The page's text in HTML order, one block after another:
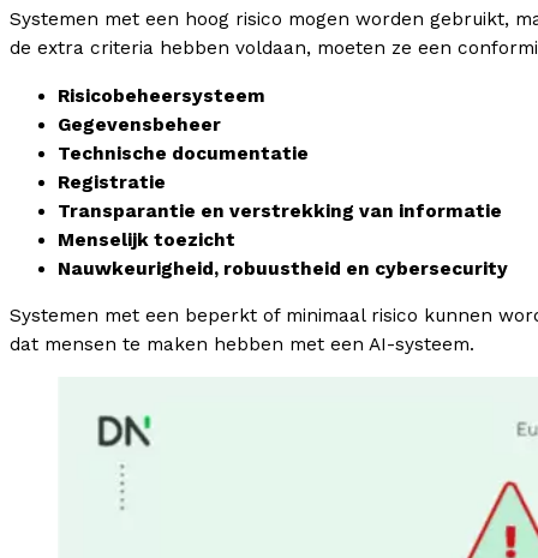
Systemen met een hoog risico mogen worden gebruikt,
de extra criteria hebben voldaan, moeten ze een
Risicobeheersysteem
Gegevensbeheer
Technische documentatie
Registratie
Transparantie en verstrekking van informatie
Menselijk toezicht
Nauwkeurigheid, robuustheid en cybersecurity
Systemen met een beperkt of minimaal risico kunnen
dat mensen te maken hebben met een AI-systeem.